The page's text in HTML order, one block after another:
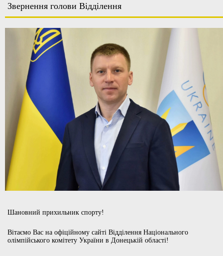
Звернення голови Відділення
Шановний прихильник спорту!
Вітаємо Вас на офіційному сайті Відділення Національного
олімпійського комітету України в Донецькій області!